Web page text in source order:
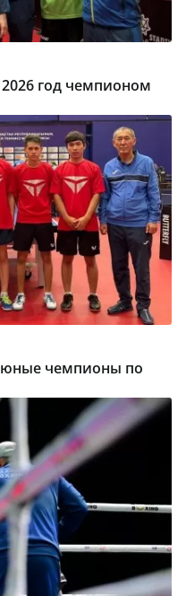
год чемпионом
юные чемпионы по